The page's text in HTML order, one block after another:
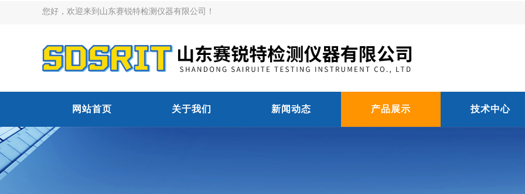
您好，欢迎来到山东赛锐特检测仪器有限公司！
网站首页 关于我们 新闻动态 产品展示 技术中心